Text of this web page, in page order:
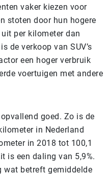
vaker kiezen voor
stoten door hun hogere
per kilometer dan
de verkoop van SUV’s
een hoger verbruik
voertuigen met andere
goed. Zo is de
in Nederland
in 2018 tot 100,1
is een daling van 5,9%.
wat betreft gemiddelde